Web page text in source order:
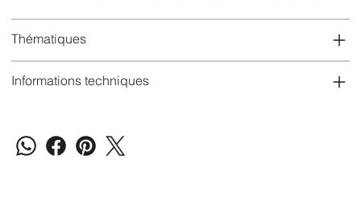
Thématiques
Informations techniques